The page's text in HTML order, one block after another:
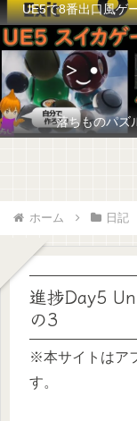
UE5で8番出口風ゲ
落ちものパズ
ホーム 日記
進捗Day5
の3
※本サイトはア
す。